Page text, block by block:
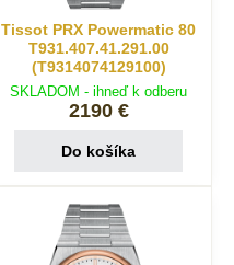
Tissot PRX Powermatic 80
T931.407.41.291.00
(T9314074129100)
SKLADOM - ihneď k odberu
2190 €
Do košíka